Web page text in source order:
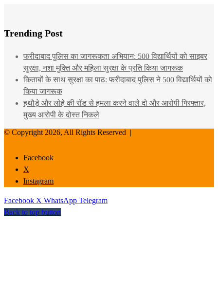
Trending Post
फरीदाबाद पुलिस का जागरूकता अभियान: 500 विद्यार्थियों को साइबर
सुरक्षा, नशा मुक्ति और महिला सुरक्षा के प्रति किया जागरूक
किताबों के साथ सुरक्षा का पाठ: फरीदाबाद पुलिस ने 500 विद्यार्थियों को
किया जागरूक
हथौड़े और लोहे की रॉड से हमला करने वाले दो और आरोपी गिरफ्तार,
मुख्य आरोपी के दोस्त निकले
© Copyright 2026, All Rights Reserved |
Facebook
X
Instagram
Facebook X WhatsApp Telegram
Back to top button